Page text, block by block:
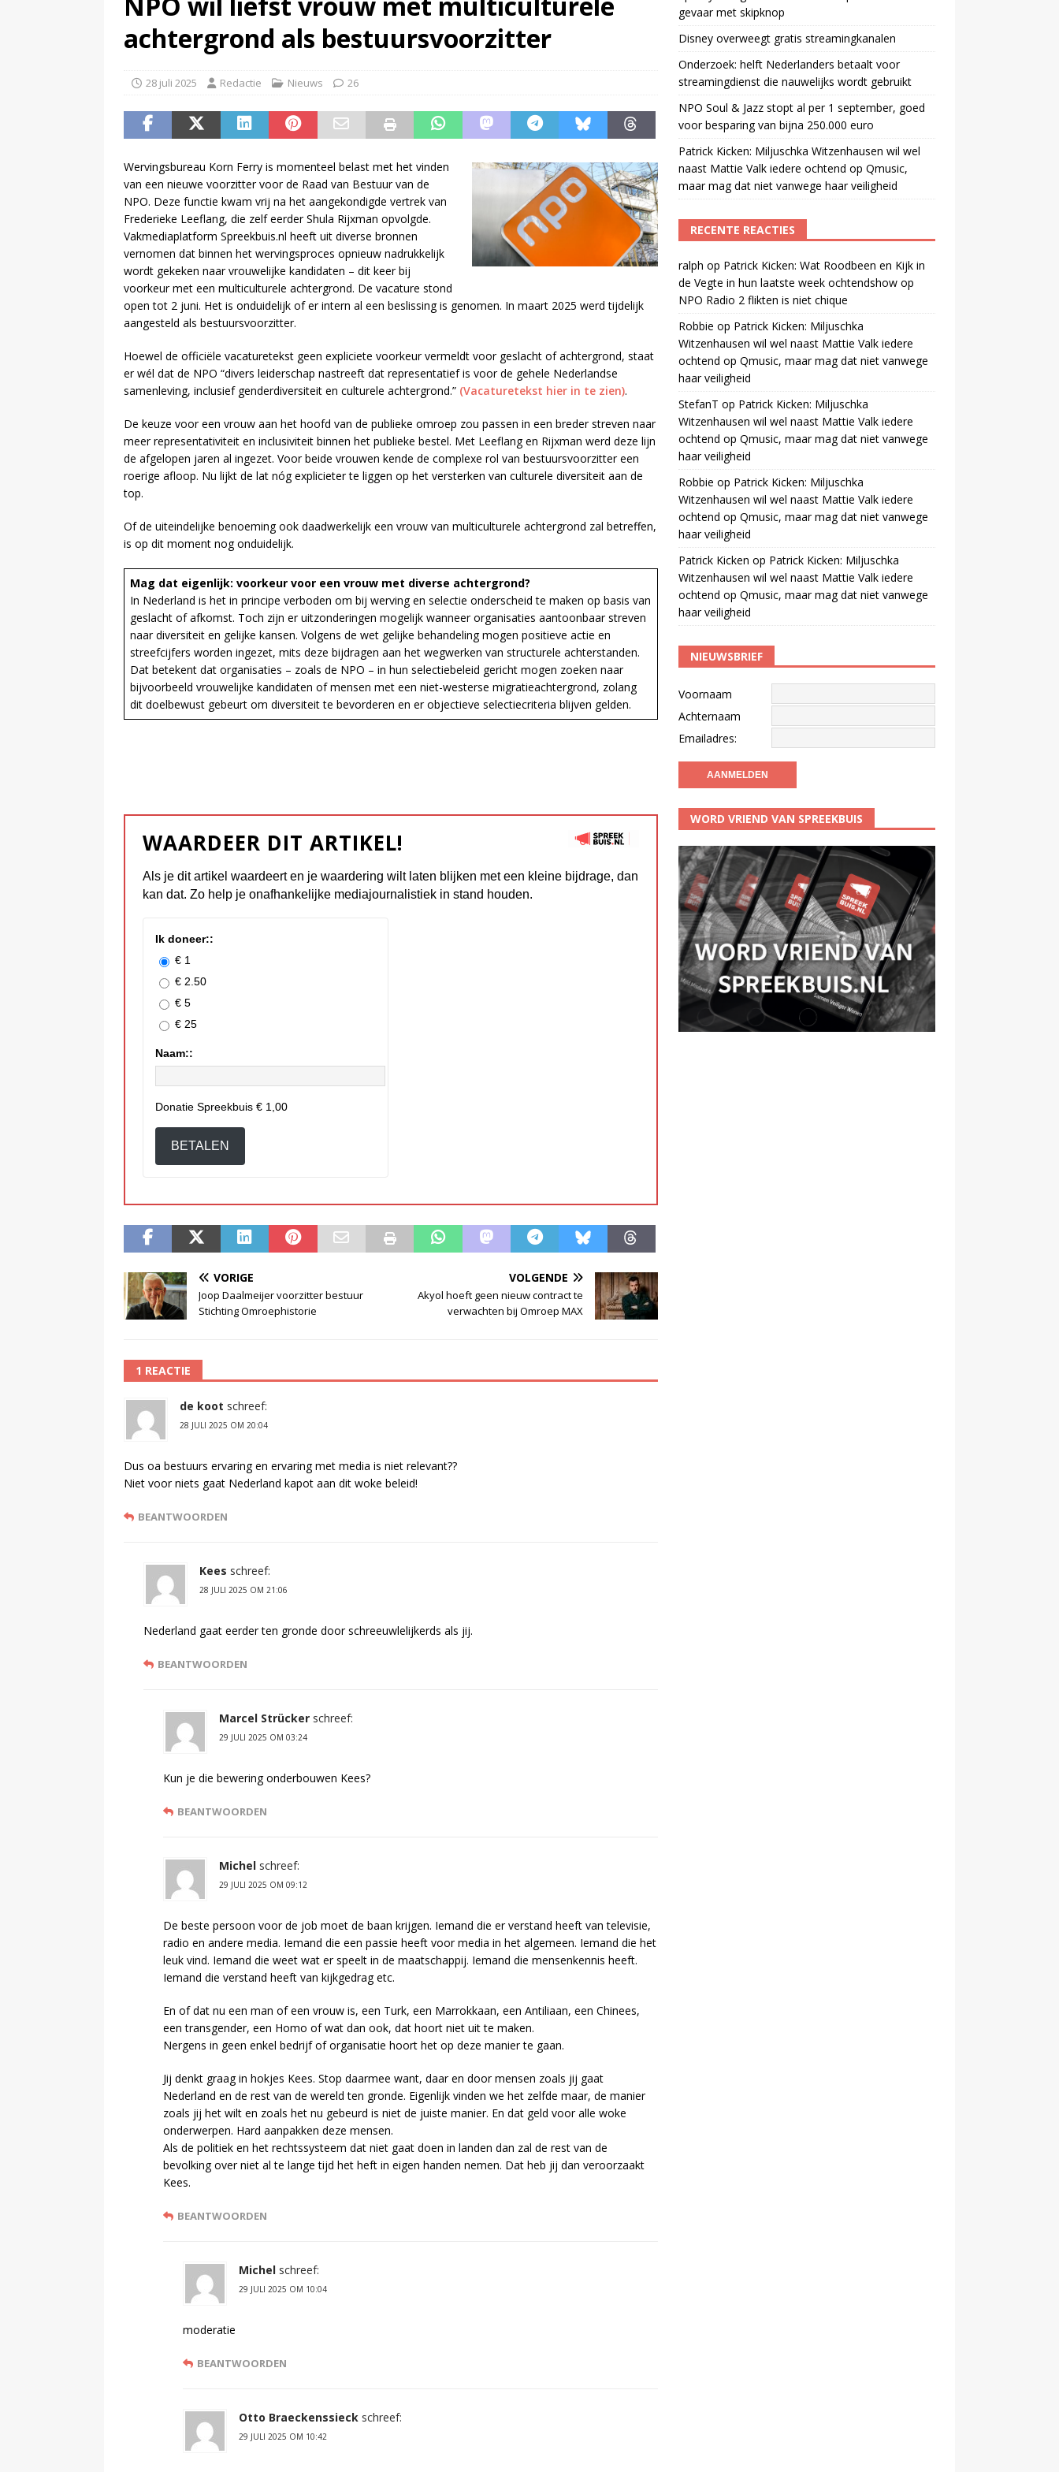
(Spotify brengt advertentiemodel podcasts in gevaar met skipknop)
achtergrond als bestuursvoorzitter
28 juli 2025 Redactie Nieuws 26
Wervingsbureau Korn Ferry is momenteel belast met het vinden
van een nieuwe voorzitter voor de Raad van Bestuur van de
NPO. Deze functie kwam vrij na het aangekondigde vertrek van
Frederieke Leeflang, die zelf eerder Shula Rijxman opvolgde.
Vakmediaplatform Spreekbuis.nl heeft uit diverse bronnen
vernomen dat binnen het wervingsproces opnieuw nadrukkelijk
wordt gekeken naar vrouwelijke kandidaten – dit keer bij
voorkeur met een multiculturele achtergrond. De vacature stond
open tot 2 juni. Het is onduidelijk of er intern al een beslissing is genomen. In maart 2025 werd tijdelijk
aangesteld als bestuursvoorzitter.
Hoewel de officiële vacaturetekst geen expliciete voorkeur vermeldt voor geslacht of achtergrond, staat
er wél dat de NPO “divers leiderschap nastreeft dat representatief is voor de gehele Nederlandse
samenleving, inclusief genderdiversiteit en culturele achtergrond.” (Vacaturetekst hier in te zien).
De keuze voor een vrouw aan het hoofd van de publieke omroep zou passen in een breder streven naar
meer representativiteit en inclusiviteit binnen het publieke bestel. Met Leeflang en Rijxman werd deze lijn
de afgelopen jaren al ingezet. Voor beide vrouwen kende de complexe rol van bestuursvoorzitter een
roerige afloop. Nu lijkt de lat nóg explicieter te liggen op het versterken van culturele diversiteit aan de
top.
Of de uiteindelijke benoeming ook daadwerkelijk een vrouw van multiculturele achtergrond zal betreffen,
is op dit moment nog onduidelijk.
Mag dat eigenlijk: voorkeur voor een vrouw met diverse achtergrond?
In Nederland is het in principe verboden om bij werving en selectie onderscheid te maken op basis van
geslacht of afkomst. Toch zijn er uitzonderingen mogelijk wanneer organisaties aantoonbaar streven
naar diversiteit en gelijke kansen. Volgens de wet gelijke behandeling mogen positieve actie en
streefcijfers worden ingezet, mits deze bijdragen aan het wegwerken van structurele achterstanden.
Dat betekent dat organisaties – zoals de NPO – in hun selectiebeleid gericht mogen zoeken naar
bijvoorbeeld vrouwelijke kandidaten of mensen met een niet-westerse migratieachtergrond, zolang
dit doelbewust gebeurt om diversiteit te bevorderen en er objectieve selectiecriteria blijven gelden.
WAARDEER DIT ARTIKEL!
Als je dit artikel waardeert en je waardering wilt laten blijken met een kleine bijdrage, dan
kan dat. Zo help je onafhankelijke mediajournalistiek in stand houden.
Ik doneer::
€ 1
€ 2.50
€ 5
€ 25
Naam::
Donatie Spreekbuis € 1,00
BETALEN
VORIGE
Joop Daalmeijer voorzitter bestuur
Stichting Omroephistorie
VOLGENDE
Akyol hoeft geen nieuw contract te
verwachten bij Omroep MAX
1 REACTIE
de koot schreef:
28 JULI 2025 OM 20:04
Dus oa bestuurs ervaring en ervaring met media is niet relevant??
Niet voor niets gaat Nederland kapot aan dit woke beleid!
BEANTWOORDEN
Kees schreef:
28 JULI 2025 OM 21:06
Nederland gaat eerder ten gronde door schreeuwlelijkerds als jij.
BEANTWOORDEN
Marcel Strücker schreef:
29 JULI 2025 OM 03:24
Kun je die bewering onderbouwen Kees?
BEANTWOORDEN
Michel schreef:
29 JULI 2025 OM 09:12
De beste persoon voor de job moet de baan krijgen. Iemand die er verstand heeft van televisie,
radio en andere media. Iemand die een passie heeft voor media in het algemeen. Iemand die het
leuk vind. Iemand die weet wat er speelt in de maatschappij. Iemand die mensenkennis heeft.
Iemand die verstand heeft van kijkgedrag etc.
En of dat nu een man of een vrouw is, een Turk, een Marrokkaan, een Antiliaan, een Chinees,
een transgender, een Homo of wat dan ook, dat hoort niet uit te maken.
Nergens in geen enkel bedrijf of organisatie hoort het op deze manier te gaan.
Jij denkt graag in hokjes Kees. Stop daarmee want, daar en door mensen zoals jij gaat
Nederland en de rest van de wereld ten gronde. Eigenlijk vinden we het zelfde maar, de manier
zoals jij het wilt en zoals het nu gebeurd is niet de juiste manier. En dat geld voor alle woke
onderwerpen. Hard aanpakken deze mensen.
Als de politiek en het rechtssysteem dat niet gaat doen in landen dan zal de rest van de
bevolking over niet al te lange tijd het heft in eigen handen nemen. Dat heb jij dan veroorzaakt
Kees.
BEANTWOORDEN
Michel schreef:
29 JULI 2025 OM 10:04
moderatie
BEANTWOORDEN
Otto Braeckenssieck schreef:
29 JULI 2025 OM 10:42
gevaar met skipknop
Disney overweegt gratis streamingkanalen
Onderzoek: helft Nederlanders betaalt voor
streamingdienst die nauwelijks wordt gebruikt
NPO Soul & Jazz stopt al per 1 september, goed
voor besparing van bijna 250.000 euro
Patrick Kicken: Miljuschka Witzenhausen wil wel
naast Mattie Valk iedere ochtend op Qmusic,
maar mag dat niet vanwege haar veiligheid
RECENTE REACTIES
ralph op Patrick Kicken: Wat Roodbeen en Kijk in
de Vegte in hun laatste week ochtendshow op
NPO Radio 2 flikten is niet chique
Robbie op Patrick Kicken: Miljuschka
Witzenhausen wil wel naast Mattie Valk iedere
ochtend op Qmusic, maar mag dat niet vanwege
haar veiligheid
StefanT op Patrick Kicken: Miljuschka
Witzenhausen wil wel naast Mattie Valk iedere
ochtend op Qmusic, maar mag dat niet vanwege
haar veiligheid
Robbie op Patrick Kicken: Miljuschka
Witzenhausen wil wel naast Mattie Valk iedere
ochtend op Qmusic, maar mag dat niet vanwege
haar veiligheid
Patrick Kicken op Patrick Kicken: Miljuschka
Witzenhausen wil wel naast Mattie Valk iedere
ochtend op Qmusic, maar mag dat niet vanwege
haar veiligheid
NIEUWSBRIEF
Voornaam
Achternaam
Emailadres:
WORD VRIEND VAN SPREEKBUIS